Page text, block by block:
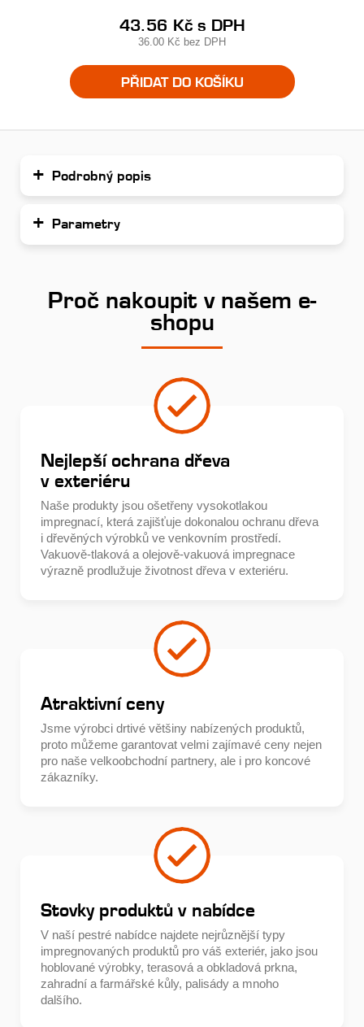
43.56 Kčs DPH
36.00 Kč bez DPH
PŘIDAT DO KOŠÍKU
Podrobný popis
Parametry
Proč nakoupit v našem e-
shopu
Nejlepší ochrana dřeva
v exteriéru
Naše produkty jsou ošetřeny vysokotlakou
impregnací, která zajišťuje dokonalou ochranu dřeva
i dřevěných výrobků ve venkovním prostředí.
Vakuově-tlaková a olejově-vakuová impregnace
výrazně prodlužuje životnost dřeva v exteriéru.
Atraktivní ceny
Jsme výrobci drtivé většiny nabízených produktů,
proto můžeme garantovat velmi zajímavé ceny nejen
pro naše velkoobchodní partnery, ale i pro koncové
zákazníky.
Stovky produktů v nabídce
V naší pestré nabídce najdete nejrůznější typy
impregnovaných produktů pro váš exteriér, jako jsou
hoblované výrobky, terasová a obkladová prkna,
zahradní a farmářské kůly, palisády a mnoho
dalšího.